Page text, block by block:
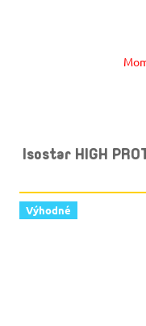
Isostar HIGH
Výhodné